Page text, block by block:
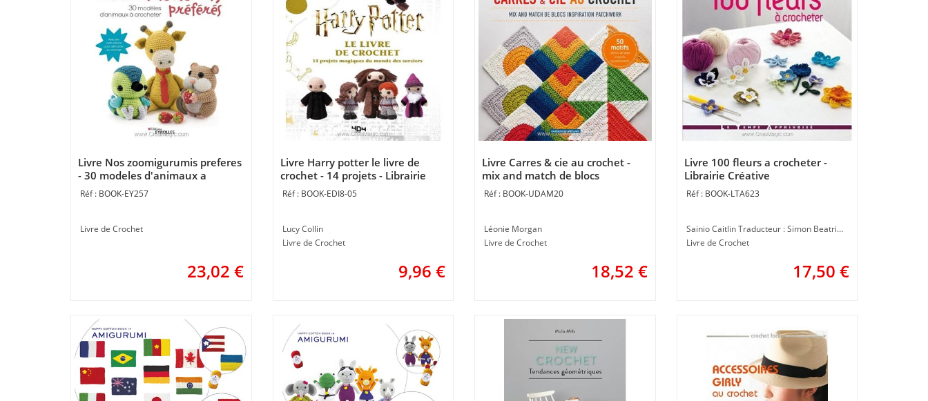
Livre Nos zoomigurumis preferes
- 30 modeles d'animaux a
crocheter - Librairie Créative
BOOK-EY257
Livre de Crochet
23,02 €
Livre Harry potter le livre de
crochet - 14 projets - Librairie
CréativeBOOK-EDI8-05
Lucy Collin
Livre de Crochet
9,96 €
Livre Carres & cie au crochet -
mix and match de blocs
inspiration patchwork - Librairie
Créative
BOOK-UDAM20
Léonie Morgan
Livre de Crochet
18,52 €
Livre 100 fleurs a crocheter -
Librairie Créative
BOOK-LTA623
Sainio Caitlin Traducteur : Simon Beatrice
Livre de Crochet
17,50 €